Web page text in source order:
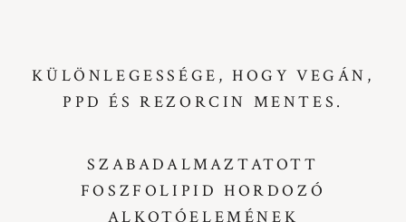
KÜLÖNLEGESSÉGE, HOGY VEGÁN,
PPD ÉS REZORCIN MENTES.
SZABADALMAZTATOTT
FOSZFOLIPID HORDOZÓ
ALKOTÓELEMÉNEK